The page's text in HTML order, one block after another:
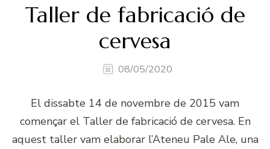
Taller de fabricació de
cervesa
08/05/2020
El dissabte 14 de novembre de 2015 vam
començar el Taller de fabricació de cervesa. En
aquest taller vam elaborar l’Ateneu Pale Ale, una